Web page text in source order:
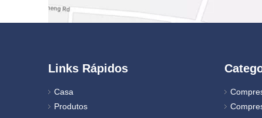
Links Rápidos
Casa
Produtos